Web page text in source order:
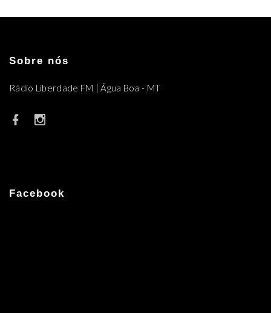
Sobre nós
Rádio Liberdade FM | Água Boa - MT
Facebook